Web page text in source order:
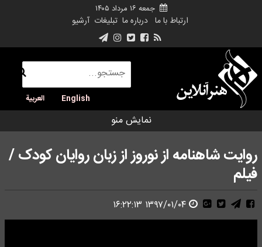
جمعه ۱۶ مرداد ۱۴۰۵
ارتباط با ما درباره ما تبلیغات آرشیو
English العربية
نمایش منو
روایت شاهنامه از نوروز از زبان روایان کودک /
فیلم